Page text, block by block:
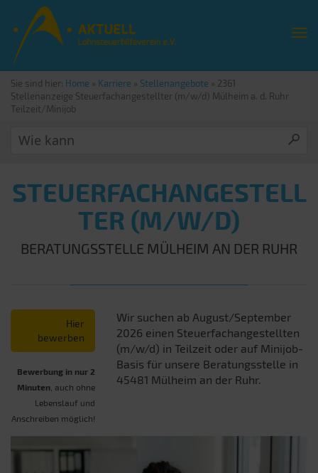
Sie sind hier: Home » Karriere » Stellenangebote » 2361
Stellenanzeige Steuerfachangestellter (m/w/d) Mülheim a. d. Ruhr
Teilzeit/Minijob
STEUERFACHANGESTELL
TER (M/W/D)
BERATUNGSSTELLE MÜLHEIM AN DER RUHR
Hier
bewerben
Bewerbung in nur 2
Minuten , auch ohne
Lebenslauf und
Anschreiben möglich!
Wir suchen ab August/September
2026 einen Steuerfachangestellten
(m/w/d) in Teilzeit oder auf Minijob-
Basis für unsere Beratungsstelle in
45481 Mülheim an der Ruhr.